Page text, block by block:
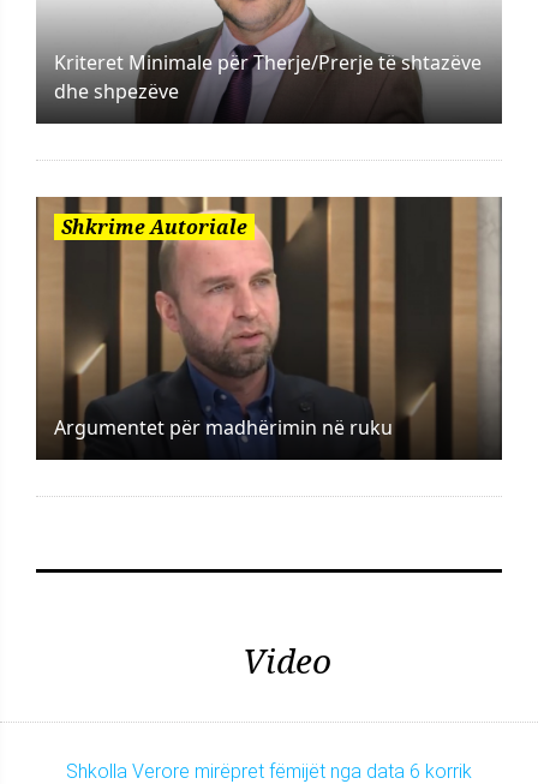
Kriteret Minimale për Therje/Prerje të shtazëve
dhe shpezëve
Shkrime Autoriale
Argumentet për madhërimin në ruku
Video
Shkolla Verore mirëpret fëmijët nga data 6 korrik